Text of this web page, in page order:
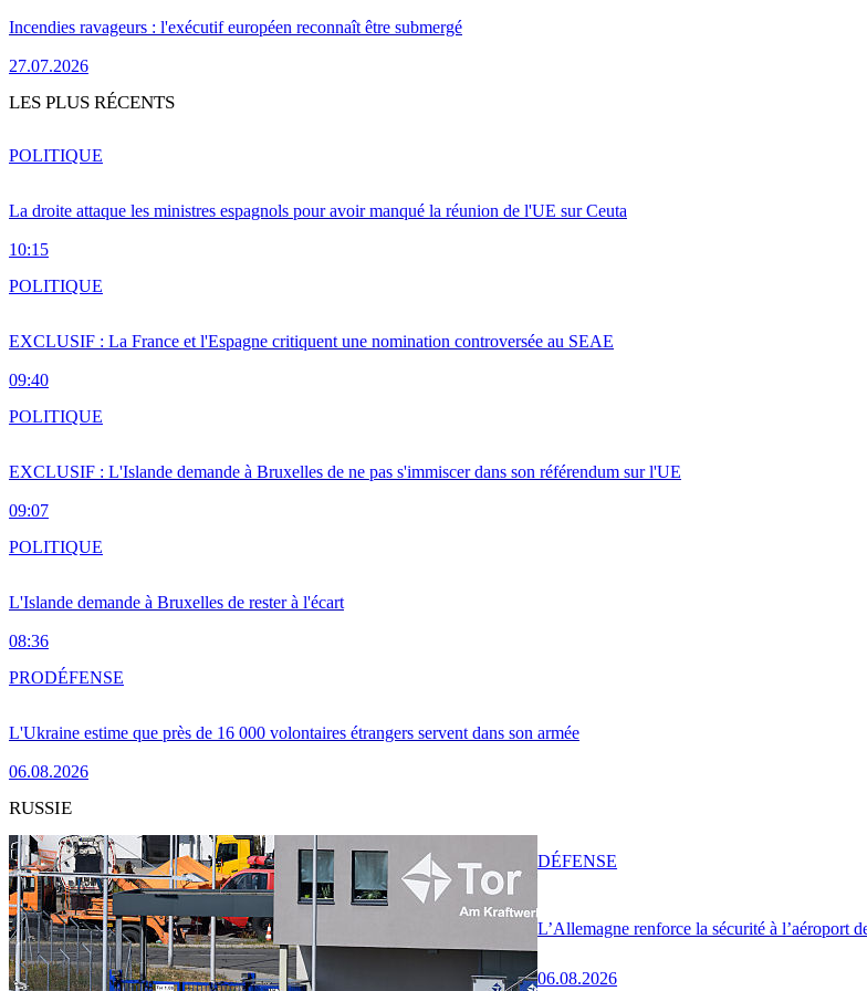
Incendies ravageurs : l'exécutif européen reconnaît être submergé
27.07.2026
LES PLUS RÉCENTS
La droite attaque les ministres espagnols pour avoir manqué la réunion de l'UE sur Ceuta
10:15
POLITIQUE
EXCLUSIF : La France et l'Espagne critiquent une nomination controversée au SEAE
09:40
POLITIQUE
EXCLUSIF : L'Islande demande à Bruxelles de ne pas s'immiscer dans son référendum sur l'UE
09:07
POLITIQUE
L'Islande demande à Bruxelles de rester à l'écart
08:36
POLITIQUE
L'Ukraine estime que près de 16 000 volontaires étrangers servent dans son armée
06.08.2026
PRODÉFENSE
RUSSIE
L’Allemagne renforce la sécurité à l’aéroport
06.08.2026
DÉFENSE